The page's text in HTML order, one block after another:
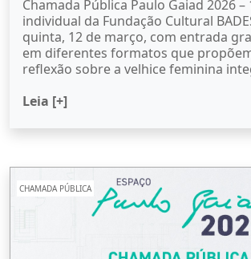
Chamada Pública Paulo Gaiad 2026 –
individual da Fundação Cultural
quinta, 12 de março, com entrada
em diferentes formatos que
reflexão sobre a velhice feminina
Leia [+]
CHAMADA PÚBLICA